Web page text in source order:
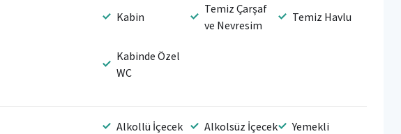
Kabin
Temiz Çarşaf
ve Nevresim
Temiz Havlu
Kabinde Özel
WC
Alkollü İçecek Alkolsüz İçecek Yemekli